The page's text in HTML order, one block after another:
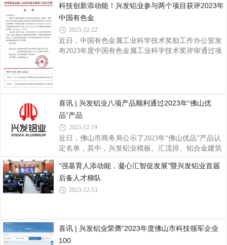
兴发新材作为兴发铝业第七大生产基地，成立
悉，发明创业奖创新奖是2005年由科技部批准，中国
发明协会设立，旨在奖励为社会经济发展和国防建设
为大力推动自主科技创新奠定雄厚的社会基础。该奖
项是首个为发明家设立的国家最高奖，具备推荐国家
科学技术奖资格，在全国发明创新领域具有广泛的社
科技创新添动能！兴发铝业参与两个项目获评2023年
中国有色金
2023-12-22
近日，中国有色金属工业科学技术奖励工作办公室发
布2023年度中国有色金属工业科学技术奖评审通过项
奖。据了解，“中国有色金属工业科学技术奖”是由中
国有色金属工业协会、中国有色金属学会组织评选和
其专业性、严谨性、公正性得到业内的高度认可，对
展示行业最新成果、推动行业科技发展、培
喜讯 | 兴发铝业八项产品顺利通过2023年“佛山优
品”产品
2023-12-19
近日，佛山市商务局公示了2023年“佛山优品”产品认
定名单，其中，兴发铝业模板、汇流排、铝合金建筑
铝合金建筑型材(喷粉型材)、铝合金建筑型材(电泳涂
漆型材)、浇注式隔热铝合金建筑型材、穿条式隔热
铝合金建筑型材共八项产品顺利通过认定，全部产品
肯定。品质是“名优产品”的生命线，兴发铝业一直以
来高度重视产品质量和服务，通过制定严
“强基育人添动能，凝心汇智促发展”暨兴发铝业首届
后备人才梯队
2023-12-13
喜讯 | 兴发铝业荣膺“2023年度佛山市科技领军企业
100